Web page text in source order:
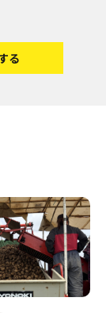
みんな
カレー
る